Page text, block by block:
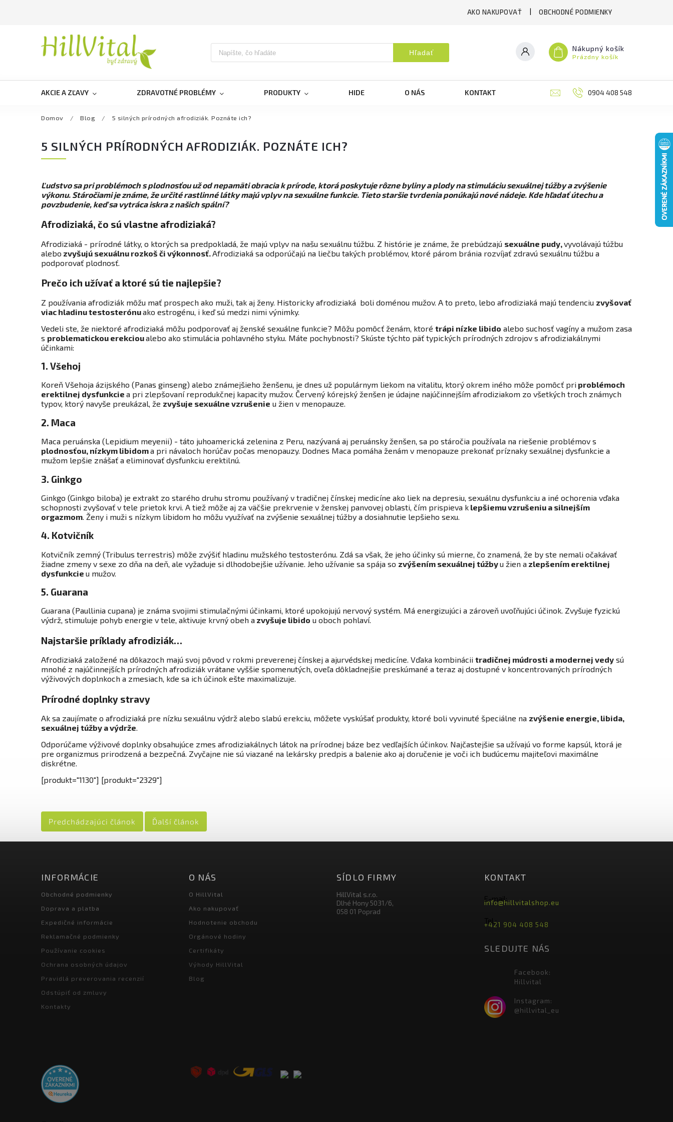
AKO NAKUPOVAŤ OBCHODNÉ PODMIENKY
Hľadať Nákupný košík
Prázdny košík
AKCIE A ZĽAVY ZDRAVOTNÉ PROBLÉMY PRODUKTY HIDE O NÁS KONTAKT RECENZIE BLOG
0904 408 548
Domov / Blog / 5 silných prírodných afrodiziák. Poznáte ich?
5 SILNÝCH PRÍRODNÝCH AFRODIZIÁK. POZNÁTE ICH?
Ľudstvo sa pri problémoch s plodnosťou už od nepamäti obracia k prírode, ktorá poskytuje rôzne byliny a plody na stimuláciu sexuálnej túžby a zvýšenie
výkonu. Stáročiami je známe, že určité rastlinné látky majú vplyv na sexuálne funkcie. Tieto staršie tvrdenia ponúkajú nové nádeje. Kde hľadať útechu a
povzbudenie, keď sa vytráca iskra z našich spální?
Afrodiziaká, čo sú vlastne afrodiziaká?
Afrodiziaká - prírodné látky, o ktorých sa predpokladá, že majú vplyv na našu sexuálnu túžbu. Z histórie je známe, že prebúdzajú sexuálne pudy,vyvolávajú túžbu
alebo zvyšujú sexuálnu rozkoš či výkonnosť.Afrodiziaká sa odporúčajú na liečbu takých problémov, ktoré párom bránia rozvíjať zdravú sexuálnu túžbu a
podporovať plodnosť.
Prečo ich užívať a ktoré sú tie najlepšie?
Z používania afrodiziák môžu mať prospech ako muži, tak aj ženy. Historicky afrodiziaká boli doménou mužov. A to preto, lebo afrodiziaká majú tendenciu zvyšovať
viac hladinu testosterónuako estrogénu, i keď sú medzi nimi výnimky.
Vedeli ste, že niektoré afrodiziaká môžu podporovať aj ženské sexuálne funkcie? Môžu pomôcť ženám, ktoré trápi nízke libido alebo suchosť vagíny a mužom zasa
s problematickou erekcioualebo ako stimulácia pohlavného styku. Máte pochybnosti? Skúste týchto päť typických prírodných zdrojov s afrodiziakálnymi
účinkami:
1. Všehoj
Koreň Všehoja ázijského (Panas ginseng) alebo známejšieho ženšenu, je dnes už populárnym liekom na vitalitu, ktorý okrem iného môže pomôcť pri problémoch
erektilnej dysfunkcie a pri zlepšovaní reprodukčnej kapacity mužov. Červený kórejský ženšen je údajne najúčinnejším afrodiziakom zo všetkých troch známych
typov, ktorý navyše preukázal, že zvyšuje sexuálne vzrušenie u žien v menopauze.
2. Maca
Maca peruánska (Lepidium meyenii) - táto juhoamerická zelenina z Peru, nazývaná aj peruánsky ženšen, sa po stáročia používala na riešenie problémov s
plodnosťou, nízkym libidoma pri návaloch horúčav počas menopauzy. Dodnes Maca pomáha ženám v menopauze prekonať príznaky sexuálnej dysfunkcie a
mužom lepšie znášať a eliminovať dysfunkciu erektilnú.
3. Ginkgo
Ginkgo (Ginkgo biloba) je extrakt zo starého druhu stromu používaný v tradičnej čínskej medicíne ako liek na depresiu, sexuálnu dysfunkciu a iné ochorenia vďaka
schopnosti zvyšovať v tele prietok krvi. A tiež môže aj za väčšie prekrvenie v ženskej panvovej oblasti, čím prispieva k lepšiemu vzrušeniu a silnejším
orgazmom. Ženy i muži s nízkym libidom ho môžu využívať na zvýšenie sexuálnej túžby a dosiahnutie lepšieho sexu.
4. Kotvičník
Kotvičník zemný (Tribulus terrestris) môže zvýšiť hladinu mužského testosterónu. Zdá sa však, že jeho účinky sú mierne, čo znamená, že by ste nemali očakávať
žiadne zmeny v sexe zo dňa na deň, ale vyžaduje si dlhodobejšie užívanie. Jeho užívanie sa spája so zvýšením sexuálnej túžbyu žien a zlepšením erektilnej
dysfunkcie u mužov.
5. Guarana
Guarana (Paullinia cupana) je známa svojimi stimulačnými účinkami, ktoré upokojujú nervový systém. Má energizujúci a zároveň uvoľňujúci účinok. Zvyšuje fyzickú
výdrž, stimuluje pohyb energie v tele, aktivuje krvný obeh a zvyšuje libido u oboch pohlaví.
Najstaršie príklady afrodiziák…
Afrodiziaká založené na dôkazoch majú svoj pôvod v rokmi preverenej čínskej a ajurvédskej medicíne. Vďaka kombinácii tradičnej múdrosti a modernej vedy sú
mnohé z najúčinnejších prírodných afrodiziák vrátane vyššie spomenutých, oveľa dôkladnejšie preskúmané a teraz aj dostupné v koncentrovaných prírodných
výživových doplnkoch a zmesiach, kde sa ich účinok ešte maximalizuje.
Prírodné doplnky stravy
Ak sa zaujímate o afrodiziaká pre nízku sexuálnu výdrž alebo slabú erekciu, môžete vyskúšať produkty, ktoré boli vyvinuté špeciálne na zvýšenie energie, libida,
sexuálnej túžby a výdrže.
Odporúčame výživové doplnky obsahujúce zmes afrodiziakálnych látok na prírodnej báze bez vedľajších účinkov. Najčastejšie sa užívajú vo forme kapsúl, ktorá je
pre organizmus prirodzená a bezpečná. Zvyčajne nie sú viazané na lekársky predpis a balenie ako aj doručenie je voči ich budúcemu majiteľovi maximálne
diskrétne.
[produkt="1130"] [produkt="2329"]
Predchádzajúci článok Ďalší článok
INFORMÁCIE
Obchodné podmienky
Doprava a platba
Expedičné informácie
Reklamačné podmienky
Používanie cookies
Ochrana osobných údajov
Pravidlá preverovania recenzií
Odstúpiť od zmluvy
Kontakty
O NÁS
O HillVital
Ako nakupovať
Hodnotenie obchodu
Orgánové hodiny
Certifikáty
Výhody HillVital
Blog
SÍDLO FIRMY
HillVital s.r.o.
Dlhé Hony 5031/6,
058 01 Poprad
KONTAKT
E-mail:
info@hillvitalshop.eu
Tel.:
+421 904 408 548
SLEDUJTE NÁS
Facebook:
Hillvital
Instagram:
@hillvital_eu